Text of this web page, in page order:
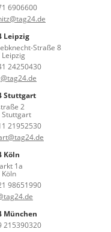
6906600
Leipzig
Straße 8
24250430
Stuttgart
2
Stuttgart
21952530
Köln
1a
98651990
München
215390320